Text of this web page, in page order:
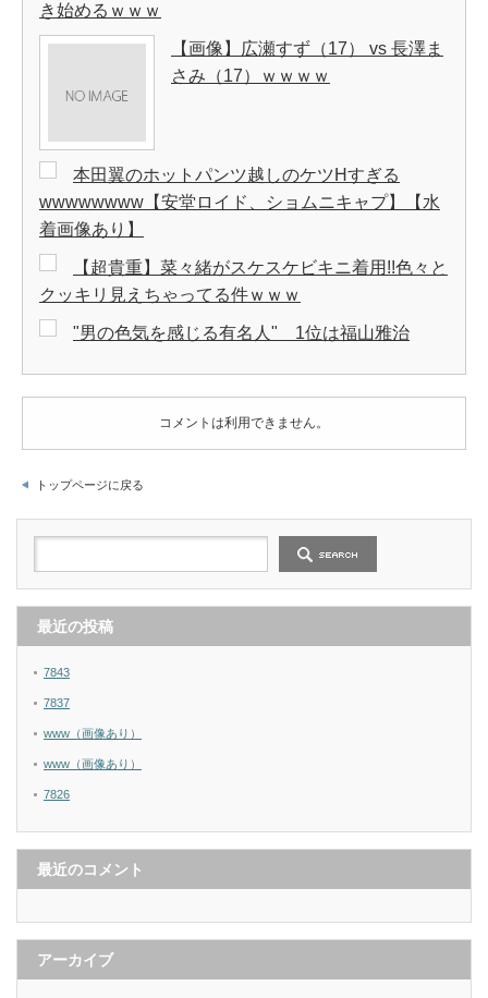
き始めるｗｗｗ
【画像】広瀬すず（17） vs 長澤ま
さみ（17）ｗｗｗｗ
本田翼のホットパンツ越しのケツHすぎる
wwwwwwww【安堂ロイド、ショムニキャプ】【水
着画像あり】
【超貴重】菜々緒がスケスケビキニ着用!!色々と
クッキリ見えちゃってる件ｗｗｗ
"男の色気を感じる有名人" 1位は福山雅治
コメントは利用できません。
トップページに戻る
最近の投稿
7843
7837
www（画像あり）
www（画像あり）
7826
最近のコメント
アーカイブ